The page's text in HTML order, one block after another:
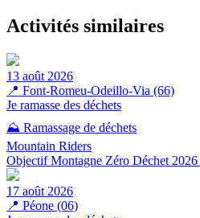
Activités similaires
13 août 2026
📍 Font-Romeu-Odeillo-Via (66)
Je ramasse des déchets
⛰️ Ramassage de déchets
Mountain Riders
Objectif Montagne Zéro Déchet 2026
17 août 2026
📍 Péone (06)